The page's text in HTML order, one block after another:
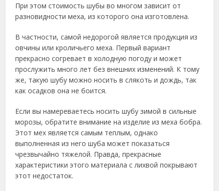
При этом стоимость шубы во многом зависит от
разновидности меха, из которого она изготовлена.
В частности, самой недорогой является продукция из
овчины или кроличьего меха. Первый вариант
прекрасно согревает в холодную погоду и может
прослужить много лет без внешних изменений. К тому
же, такую шубу можно носить в слякоть и дождь, так
как осадков она не боится.
Если вы намереваетесь носить шубу зимой в сильные
морозы, обратите внимание на изделие из меха бобра.
Этот мех является самым теплым, однако
выполненная из него шуба может показаться
чрезвычайно тяжелой. Правда, прекрасные
характеристики этого материала с лихвой покрывают
этот недостаток.